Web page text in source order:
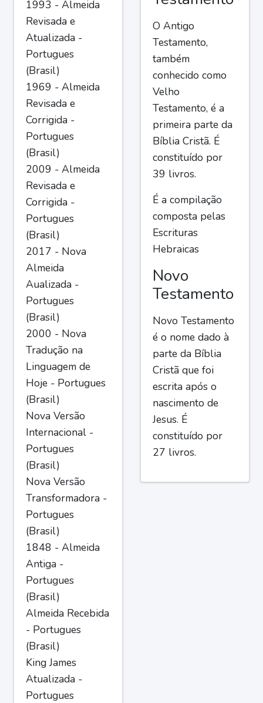
1993 - Almeida
Revisada e
Atualizada -
Portugues
(Brasil)
1969 - Almeida
Revisada e
Corrigida -
Portugues
(Brasil)
2009 - Almeida
Revisada e
Corrigida -
Portugues
(Brasil)
2017 - Nova
Almeida
Aualizada -
Portugues
(Brasil)
2000 - Nova
Tradução na
Linguagem de
Hoje - Portugues
(Brasil)
Nova Versão
Internacional -
Portugues
(Brasil)
Nova Versão
Transformadora -
Portugues
(Brasil)
1848 - Almeida
Antiga -
Portugues
(Brasil)
Almeida Recebida
- Portugues
(Brasil)
King James
Atualizada -
Portugues
O Antigo
Testamento,
também
conhecido como
Velho
Testamento, é a
primeira parte da
Bíblia Cristã. É
constituído por
39 livros.
É a compilação
composta pelas
Escrituras
Hebraicas
Novo
Testamento
Novo Testamento
é o nome dado à
parte da Bíblia
Cristã que foi
escrita após o
nascimento de
Jesus. É
constituído por
27 livros.